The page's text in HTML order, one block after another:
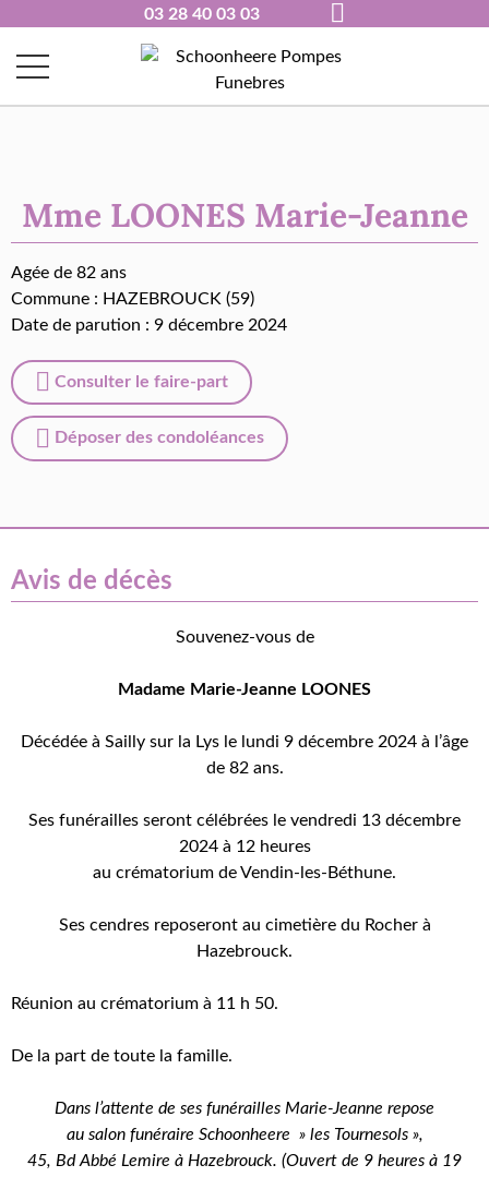
03 28 40 03 03
Mme LOONES Marie-Jeanne
Agée de 82 ans
Commune : HAZEBROUCK (59)
Date de parution : 9 décembre 2024
Consulter le faire-part
Déposer des condoléances
Avis de décès
Souvenez-vous de
Madame Marie-Jeanne LOONES
Décédée à Sailly sur la Lys le lundi 9 décembre 2024 à l’âge
de 82 ans.
Ses funérailles seront célébrées le vendredi 13 décembre
2024 à 12 heures
au crématorium de Vendin-les-Béthune.
Ses cendres reposeront au cimetière du Rocher à
Hazebrouck.
Réunion au crématorium à 11 h 50.
De la part de toute la famille.
Dans l’attente de ses funérailles Marie-Jeanne repose
au salon funéraire Schoonheere » les Tournesols »,
45, Bd Abbé Lemire à Hazebrouck. (Ouvert de 9 heures à 19